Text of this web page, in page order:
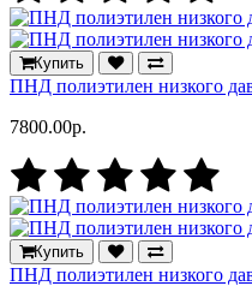
Купить
ПНД полиэтилен низкого
7800.00р.
Купить
ПНД полиэтилен низкого